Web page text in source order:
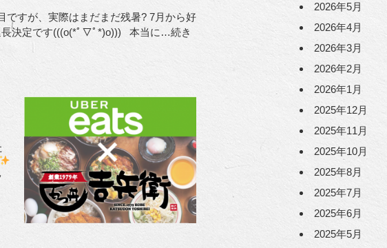
ですが、実際はまだまだ残暑? 7月から好
長決定です(((o(*ﾟ▽ﾟ*)o))) 本当に …続き
2026年5月
2026年4月
2026年3月
2026年2月
2026年1月
2025年12月
2025年11月
2025年10月
2025年8月
2025年7月
2025年6月
2025年5月